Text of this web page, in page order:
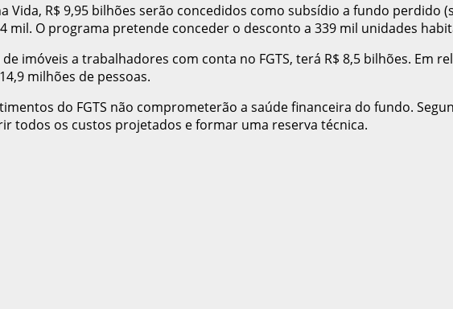
Vida, R$ 9,95 bilhões serão concedidos como subsídio a fundo
mil. O programa pretende conceder o desconto a 339 mil unidades
imóveis a trabalhadores com conta no FGTS, terá R$ 8,5 bilhões. Em
milhões de pessoas.
do FGTS não comprometerão a saúde financeira do fundo.
todos os custos projetados e formar uma reserva técnica.